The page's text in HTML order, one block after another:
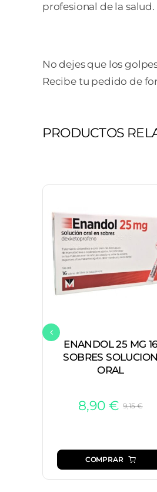
profesional de la salud.
No dejes que los
Recibe tu pedido de
PRODUCTOS
ENANDOL 25 MG 16
SOBRES SOLUCION
ORAL
9,15€El
8,90€
El
COMPRAR